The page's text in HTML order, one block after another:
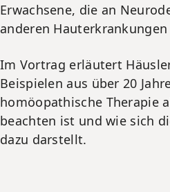
Erwachsene, die an
anderen
Im Vortrag erläutert
Beispielen aus über 20
homöopathische Therapie
beachten ist und wie sich
dazu darstellt.